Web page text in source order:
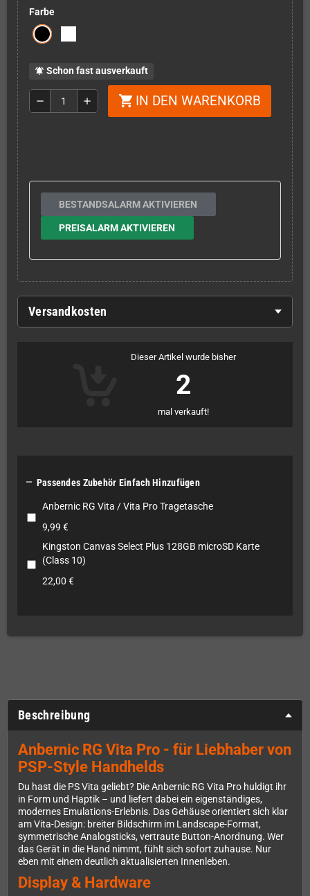
Farbe
notifications_active Schon fast ausverkauft
remove add shopping_cart IN DEN WARENKORB
BESTANDSALARM AKTIVIEREN
PREISALARM AKTIVIEREN
Versandkosten
Dieser Artikel wurde bisher
2
mal verkauft!
 Passendes Zubehör Einfach Hinzufügen
Anbernic RG Vita / Vita Pro Tragetasche
9,99 €
Kingston Canvas Select Plus 128GB microSD Karte
(Class 10)
22,00 €
Beschreibung
Anbernic RG Vita Pro - für Liebhaber von
PSP-Style Handhelds
Du hast die PS Vita geliebt? Die Anbernic RG Vita Pro huldigt ihr
in Form und Haptik – und liefert dabei ein eigenständiges,
modernes Emulations-Erlebnis. Das Gehäuse orientiert sich klar
am Vita-Design: breiter Bildschirm im Landscape-Format,
symmetrische Analogsticks, vertraute Button-Anordnung. Wer
das Gerät in die Hand nimmt, fühlt sich sofort zuhause. Nur
eben mit einem deutlich aktualisierten Innenleben.
Display & Hardware